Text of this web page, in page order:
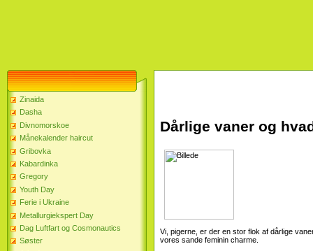
Zinaida
Dasha
Divnomorskoe
Månekalender haircut
Gribovka
Kabardinka
Gregory
Youth Day
Ferie i Ukraine
Metallurgiekspert Day
Dag Luftfart og Cosmonautics
Søster
Dårlige vaner og
Vi, pigerne, er der en stor flok af dårlige
vores sande feminin charme.